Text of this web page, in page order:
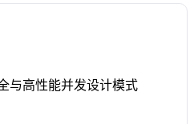
与高性能并发设计模式